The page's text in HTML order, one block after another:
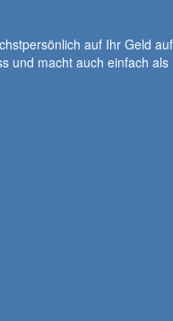
auf Ihr Geld
und macht auch einfach